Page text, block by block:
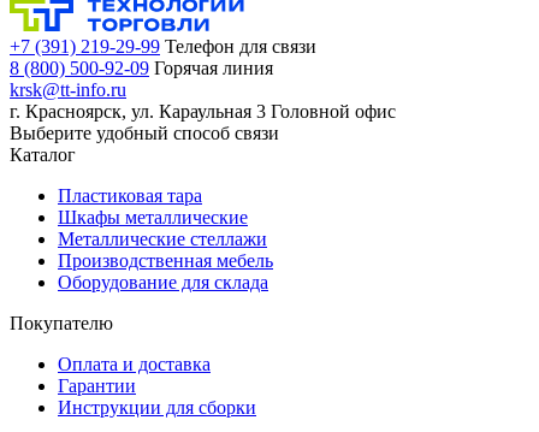
+7 (391) 219-29-99 Телефон для связи
8 (800) 500-92-09 Горячая линия
krsk@tt-info.ru
г. Красноярск, ул. Караульная 3 Головной офис
Выберите удобный способ связи
Каталог
Пластиковая тара
Шкафы металлические
Металлические стеллажи
Производственная мебель
Оборудование для склада
Покупателю
Оплата и доставка
Гарантии
Инструкции для сборки